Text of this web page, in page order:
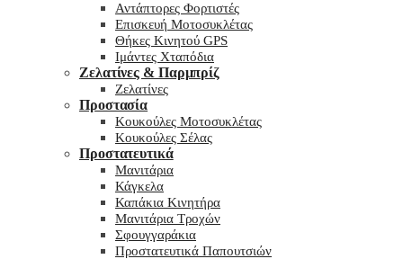
Αντάπτορες Φορτιστές
Επισκευή Μοτοσυκλέτας
Θήκες Κινητού GPS
Ιμάντες Χταπόδια
Ζελατίνες & Παρμπρίζ
Ζελατίνες
Προστασία
Κουκούλες Μοτοσυκλέτας
Κουκούλες Σέλας
Προστατευτικά
Μανιτάρια
Κάγκελα
Καπάκια Κινητήρα
Μανιτάρια Τροχών
Σφουγγαράκια
Προστατευτικά Παπουτσιών